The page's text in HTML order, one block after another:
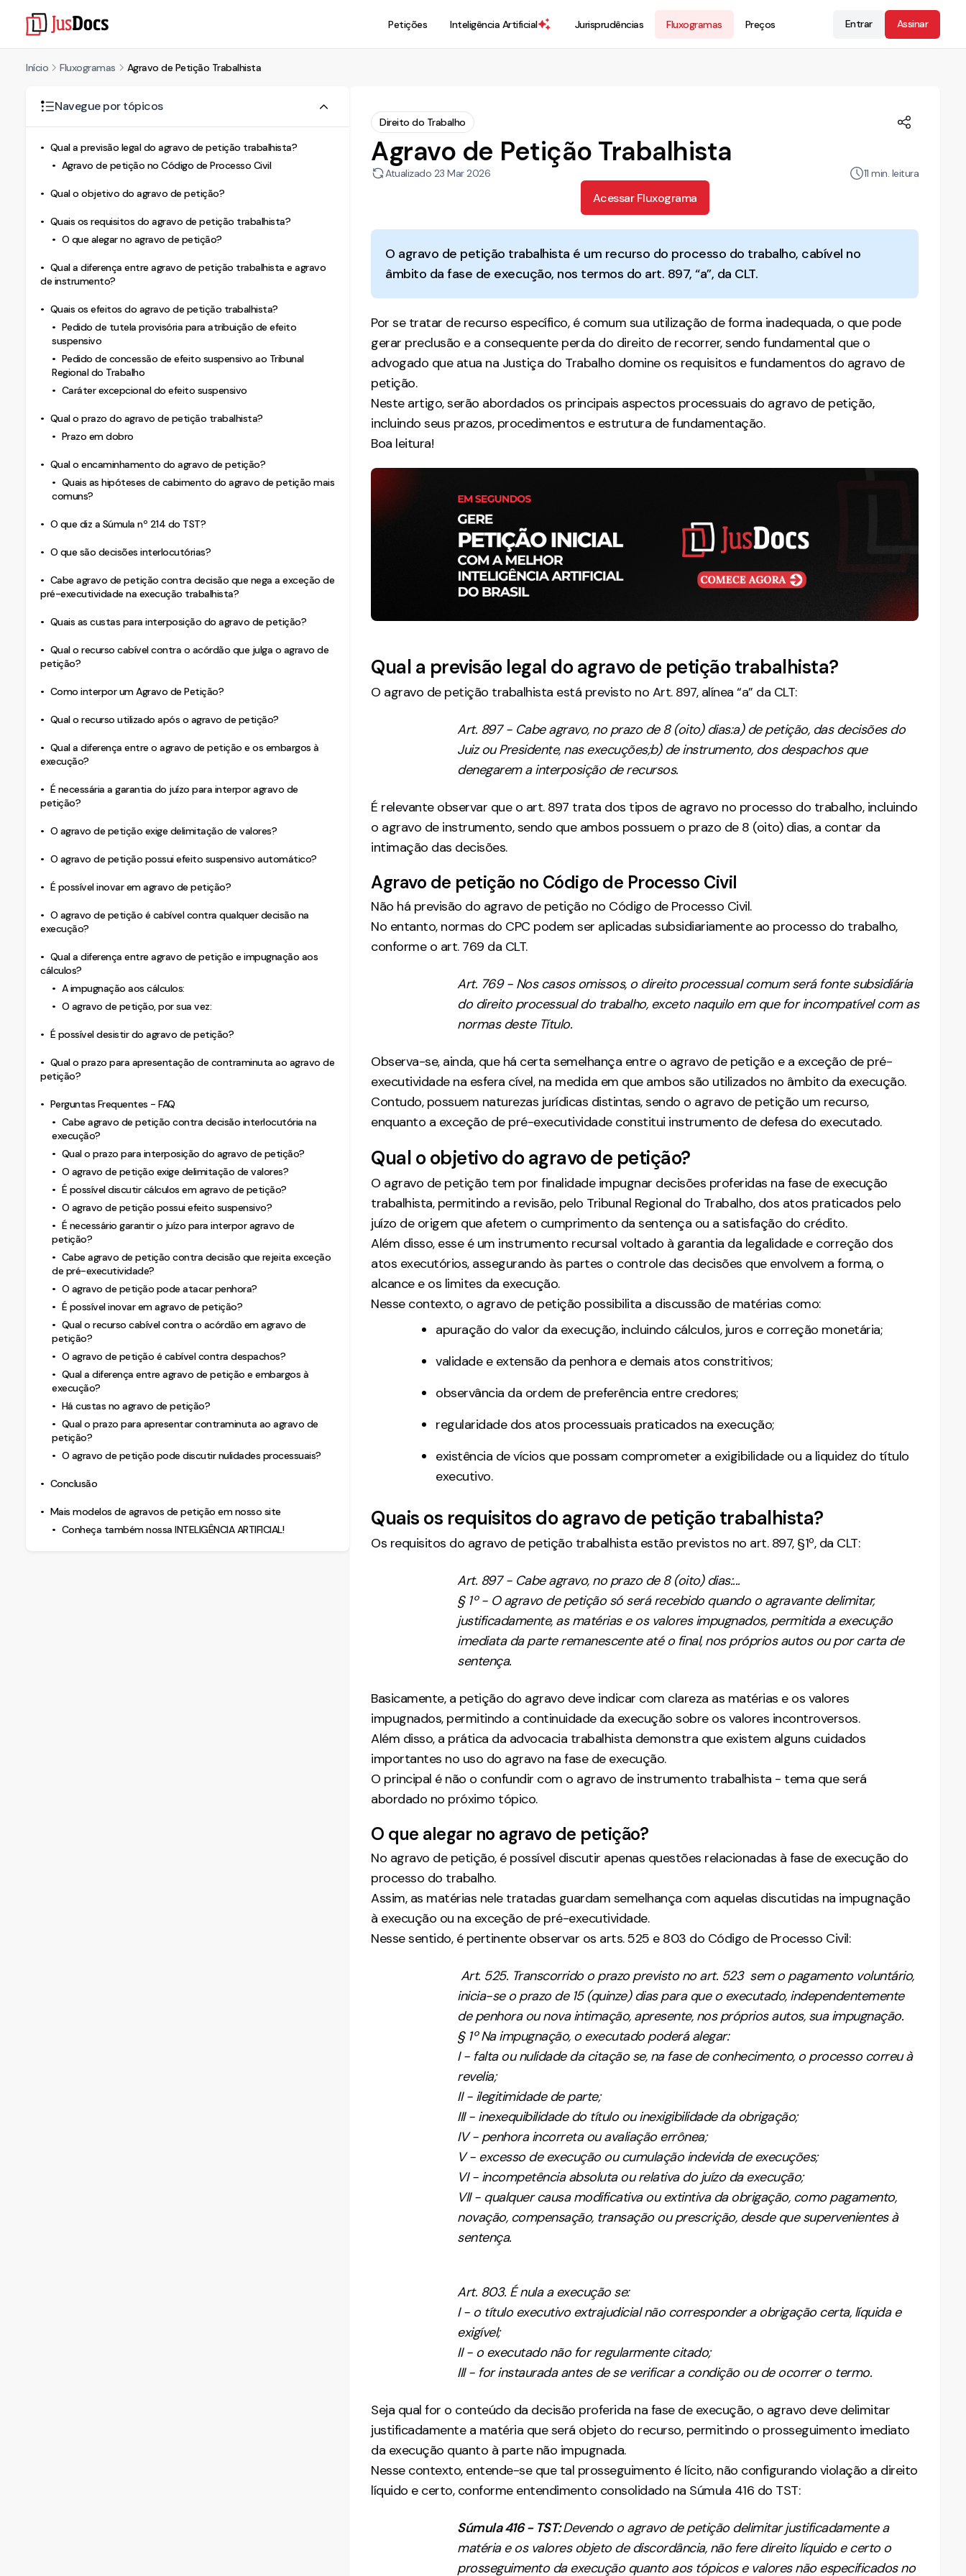
Petições Inteligência Artificial Jurisprudências Fluxogramas Preços Entrar Assinar
Início Fluxogramas Agravo de Petição Trabalhista
Navegue por tópicos
Qual a previsão legal do agravo de petição trabalhista?
Agravo de petição no Código de Processo Civil
Qual o objetivo do agravo de petição?
Quais os requisitos do agravo de petição trabalhista?
O que alegar no agravo de petição?
Qual a diferença entre agravo de petição trabalhista e agravo
de instrumento?
Quais os efeitos do agravo de petição trabalhista?
Pedido de tutela provisória para atribuição de efeito
suspensivo
Pedido de concessão de efeito suspensivo ao Tribunal
Regional do Trabalho
Caráter excepcional do efeito suspensivo
Qual o prazo do agravo de petição trabalhista?
Prazo em dobro
Qual o encaminhamento do agravo de petição?
Quais as hipóteses de cabimento do agravo de petição mais
comuns?
O que diz a Súmula nº 214 do TST?
O que são decisões interlocutórias?
Cabe agravo de petição contra decisão que nega a exceção de
pré-executividade na execução trabalhista?
Quais as custas para interposição do agravo de petição?
Qual o recurso cabível contra o acórdão que julga o agravo de
petição?
Como interpor um Agravo de Petição?
Qual o recurso utilizado após o agravo de petição?
Qual a diferença entre o agravo de petição e os embargos à
execução?
É necessária a garantia do juízo para interpor agravo de
petição?
O agravo de petição exige delimitação de valores?
O agravo de petição possui efeito suspensivo automático?
É possível inovar em agravo de petição?
O agravo de petição é cabível contra qualquer decisão na
execução?
Qual a diferença entre agravo de petição e impugnação aos
cálculos?
A impugnação aos cálculos:
O agravo de petição, por sua vez:
É possível desistir do agravo de petição?
Qual o prazo para apresentação de contraminuta ao agravo de
petição?
Perguntas Frequentes - FAQ
Cabe agravo de petição contra decisão interlocutória na
execução?
Qual o prazo para interposição do agravo de petição?
O agravo de petição exige delimitação de valores?
É possível discutir cálculos em agravo de petição?
O agravo de petição possui efeito suspensivo?
É necessário garantir o juízo para interpor agravo de
petição?
Cabe agravo de petição contra decisão que rejeita exceção
de pré-executividade?
O agravo de petição pode atacar penhora?
É possível inovar em agravo de petição?
Qual o recurso cabível contra o acórdão em agravo de
petição?
O agravo de petição é cabível contra despachos?
Qual a diferença entre agravo de petição e embargos à
execução?
Há custas no agravo de petição?
Qual o prazo para apresentar contraminuta ao agravo de
petição?
O agravo de petição pode discutir nulidades processuais?
Conclusão
Mais modelos de agravos de petição em nosso site
Conheça também nossa INTELIGÊNCIA ARTIFICIAL!
Direito do Trabalho
Agravo de Petição Trabalhista
Atualizado 23 Mar 2026 11 min. leitura
Acessar Fluxograma
O agravo de petição trabalhista é um recurso do processo do trabalho, cabível no
âmbito da fase de execução, nos termos do art. 897, “a”, da CLT.
Por se tratar de recurso específico, é comum sua utilização de forma inadequada, o que pode
gerar preclusão e a consequente perda do direito de recorrer, sendo fundamental que o
advogado que atua na Justiça do Trabalho domine os requisitos e fundamentos do agravo de
petição.
Neste artigo, serão abordados os principais aspectos processuais do agravo de petição,
incluindo seus prazos, procedimentos e estrutura de fundamentação.
Boa leitura!
Qual a previsão legal do agravo de petição trabalhista?
O agravo de petição trabalhista está previsto no Art. 897, alínea “a” da CLT:
Art. 897 - Cabe agravo, no prazo de 8 (oito) dias:a) de petição, das decisões do
Juiz ou Presidente, nas execuções;b) de instrumento, dos despachos que
denegarem a interposição de recursos.
É relevante observar que o art. 897 trata dos tipos de agravo no processo do trabalho, incluindo
o agravo de instrumento, sendo que ambos possuem o prazo de 8 (oito) dias, a contar da
intimação das decisões.
Agravo de petição no Código de Processo Civil
Não há previsão do agravo de petição no Código de Processo Civil.
No entanto, normas do CPC podem ser aplicadas subsidiariamente ao processo do trabalho,
conforme o art. 769 da CLT.
Art. 769 - Nos casos omissos, o direito processual comum será fonte subsidiária
do direito processual do trabalho, exceto naquilo em que for incompatível com as
normas deste Título.
Observa-se, ainda, que há certa semelhança entre o agravo de petição e a exceção de pré-
executividade na esfera cível, na medida em que ambos são utilizados no âmbito da execução.
Contudo, possuem naturezas jurídicas distintas, sendo o agravo de petição um recurso,
enquanto a exceção de pré-executividade constitui instrumento de defesa do executado.
Qual o objetivo do agravo de petição?
O agravo de petição tem por finalidade impugnar decisões proferidas na fase de execução
trabalhista, permitindo a revisão, pelo Tribunal Regional do Trabalho, dos atos praticados pelo
juízo de origem que afetem o cumprimento da sentença ou a satisfação do crédito.
Além disso, esse é um instrumento recursal voltado à garantia da legalidade e correção dos
atos executórios, assegurando às partes o controle das decisões que envolvem a forma, o
alcance e os limites da execução.
Nesse contexto, o agravo de petição possibilita a discussão de matérias como:
apuração do valor da execução, incluindo cálculos, juros e correção monetária;
validade e extensão da penhora e demais atos constritivos;
observância da ordem de preferência entre credores;
regularidade dos atos processuais praticados na execução;
existência de vícios que possam comprometer a exigibilidade ou a liquidez do título
executivo.
Quais os requisitos do agravo de petição trabalhista?
Os requisitos do agravo de petição trabalhista estão previstos no art. 897, §1º, da CLT:
Art. 897 - Cabe agravo, no prazo de 8 (oito) dias:...
§ 1º - O agravo de petição só será recebido quando o agravante delimitar,
justificadamente, as matérias e os valores impugnados, permitida a execução
imediata da parte remanescente até o final, nos próprios autos ou por carta de
sentença.
Basicamente, a petição do agravo deve indicar com clareza as matérias e os valores
impugnados, permitindo a continuidade da execução sobre os valores incontroversos.
Além disso, a prática da advocacia trabalhista demonstra que existem alguns cuidados
importantes no uso do agravo na fase de execução.
O principal é não o confundir com o agravo de instrumento trabalhista - tema que será
abordado no próximo tópico.
O que alegar no agravo de petição?
No agravo de petição, é possível discutir apenas questões relacionadas à fase de execução do
processo do trabalho.
Assim, as matérias nele tratadas guardam semelhança com aquelas discutidas na impugnação
à execução ou na exceção de pré-executividade.
Nesse sentido, é pertinente observar os arts. 525 e 803 do Código de Processo Civil:
Art. 525. Transcorrido o prazo previsto no art. 523 sem o pagamento voluntário,
inicia-se o prazo de 15 (quinze) dias para que o executado, independentemente
de penhora ou nova intimação, apresente, nos próprios autos, sua impugnação.
§ 1º Na impugnação, o executado poderá alegar:
I - falta ou nulidade da citação se, na fase de conhecimento, o processo correu à
revelia;
II - ilegitimidade de parte;
III - inexequibilidade do título ou inexigibilidade da obrigação;
IV - penhora incorreta ou avaliação errônea;
V - excesso de execução ou cumulação indevida de execuções;
VI - incompetência absoluta ou relativa do juízo da execução;
VII - qualquer causa modificativa ou extintiva da obrigação, como pagamento,
novação, compensação, transação ou prescrição, desde que supervenientes à
sentença.
Art. 803. É nula a execução se:
I - o título executivo extrajudicial não corresponder a obrigação certa, líquida e
exigível;
II - o executado não for regularmente citado;
III - for instaurada antes de se verificar a condição ou de ocorrer o termo.
Seja qual for o conteúdo da decisão proferida na fase de execução, o agravo deve delimitar
justificadamente a matéria que será objeto do recurso, permitindo o prosseguimento imediato
da execução quanto à parte não impugnada.
Nesse contexto, entende-se que tal prosseguimento é lícito, não configurando violação a direito
líquido e certo, conforme entendimento consolidado na Súmula 416 do TST:
Súmula 416 - TST:Devendo o agravo de petição delimitar justificadamente a
matéria e os valores objeto de discordância, não fere direito líquido e certo o
prosseguimento da execução quanto aos tópicos e valores não especificados no